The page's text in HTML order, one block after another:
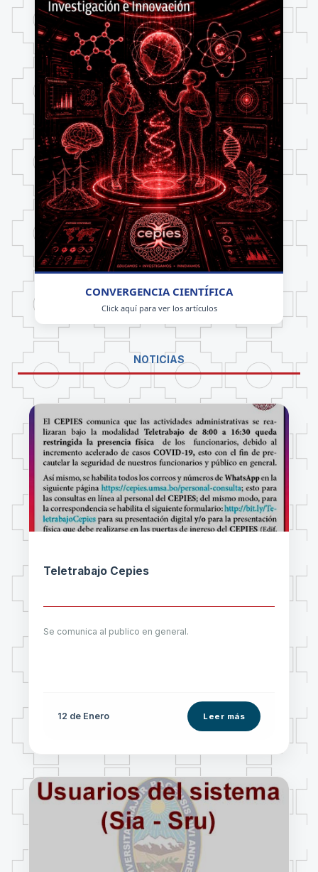
CONVERGENCIA CIENTÍFICA
Click aquí para ver los artículos
NOTICIAS
Teletrabajo Cepies
Se comunica al publico en general.
12 de Enero Leer más